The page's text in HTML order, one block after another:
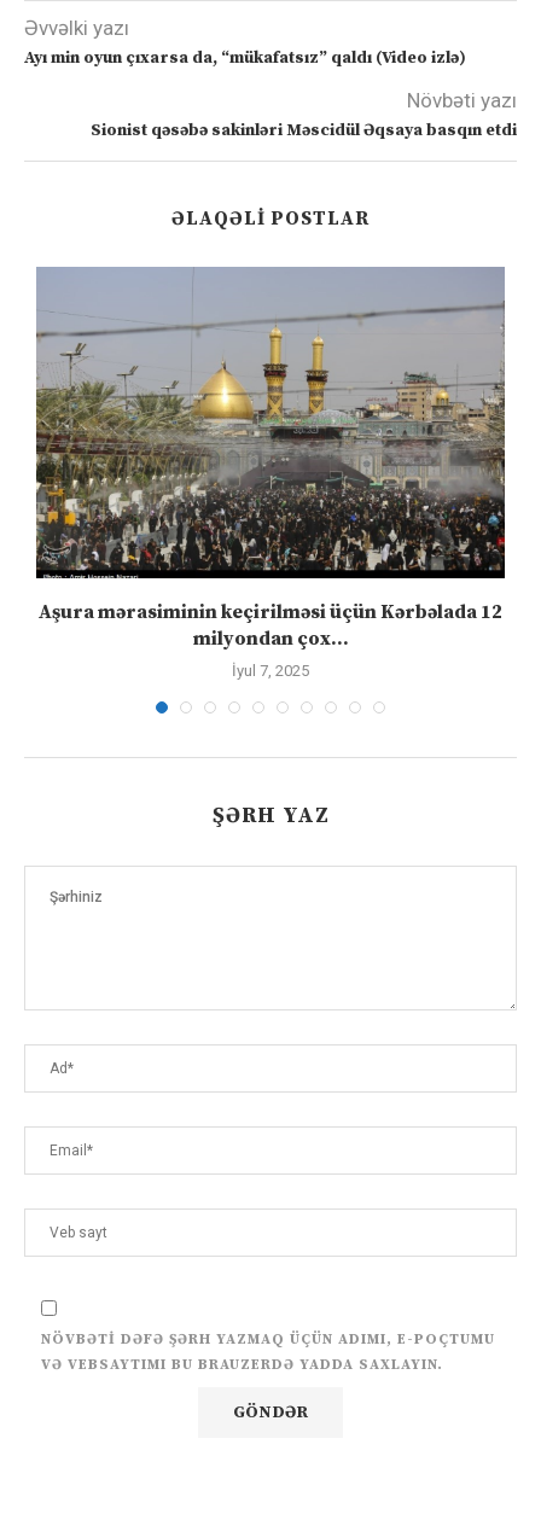
Əvvəlki yazı
Ayı min oyun çıxarsa da, “mükafatsız” qaldı (Video izlə)
Növbəti yazı
Sionist qəsəbə sakinləri Məscidül Əqsaya basqın etdi
ƏLAQƏLI POSTLAR
Aşura mərasiminin keçirilməsi üçün Kərbəlada 12
milyondan çox...
İyul 7, 2025
ŞƏRH YAZ
NÖVBƏTI DƏFƏ ŞƏRH YAZMAQ ÜÇÜN ADIMI, E-POÇTUMU
VƏ VEBSAYTIMI BU BRAUZERDƏ YADDA SAXLAYIN.